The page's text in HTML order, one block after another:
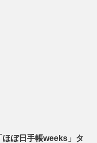
ぼ日手帳weeks」タ